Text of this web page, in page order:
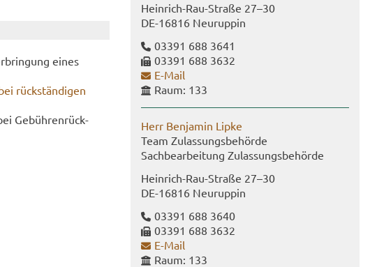
eines
rück­stän­di­gen
Ge­büh­ren­rück­
Heinrich-​Rau-Straße 27–30
DE-​16816 Neu­rup­pin
03391 688 3641
03391 688 3632
E-​Mail
Raum: 133
Herr Ben­ja­min Lipke
Team Zu­las­sungs­be­hör­de
Sach­be­ar­bei­tung Zu­las­sungs­be­hör­de
Heinrich-​Rau-Straße 27–30
DE-​16816 Neu­rup­pin
03391 688 3640
03391 688 3632
E-​Mail
Raum: 133